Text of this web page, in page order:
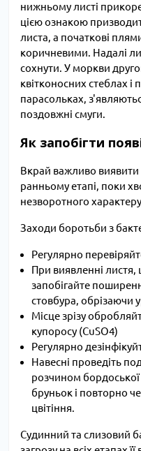
нижньому листі
цією ознакою
листа, а початкові
коричневими. Надалі
сохнути. У моркви
квітконосних стеблах і
парасольках,
поздовжні смуги.
Як запобігти
Вкрай важливо
ранньому етапі, поки
незворотного
Заходи боротьби з
Регулярно
При виявленні листя,
запобігайте
стовбура, обрізаючи
Місце зрізу
купоросу (CuSO4)
Регулярно
Навесні проведіть
розчином
бруньок і повторно
цвітіння.
Судинний та слизовий